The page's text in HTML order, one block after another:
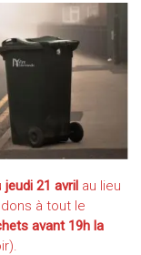
jeudi 21 avril au lieu
à tout le
avant 19h la